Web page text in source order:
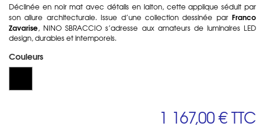
Déclinée en noir mat avec détails en laiton, cette applique séduit par
son allure architecturale. Issue d’une collection dessinée par Franco
Zavarise, NINO SBRACCIO s’adresse aux amateurs de luminaires LED
design, durables et intemporels.
Couleurs
1 167,00 €TTC